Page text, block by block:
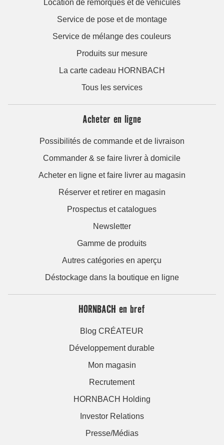
Location de remorques et de véhicules
Service de pose et de montage
Service de mélange des couleurs
Produits sur mesure
La carte cadeau HORNBACH
Tous les services
Acheter en ligne
Possibilités de commande et de livraison
Commander & se faire livrer à domicile
Acheter en ligne et faire livrer au magasin
Réserver et retirer en magasin
Prospectus et catalogues
Newsletter
Gamme de produits
Autres catégories en aperçu
Déstockage dans la boutique en ligne
HORNBACH en bref
Blog CRÉATEUR
Développement durable
Mon magasin
Recrutement
HORNBACH Holding
Investor Relations
Presse/Médias